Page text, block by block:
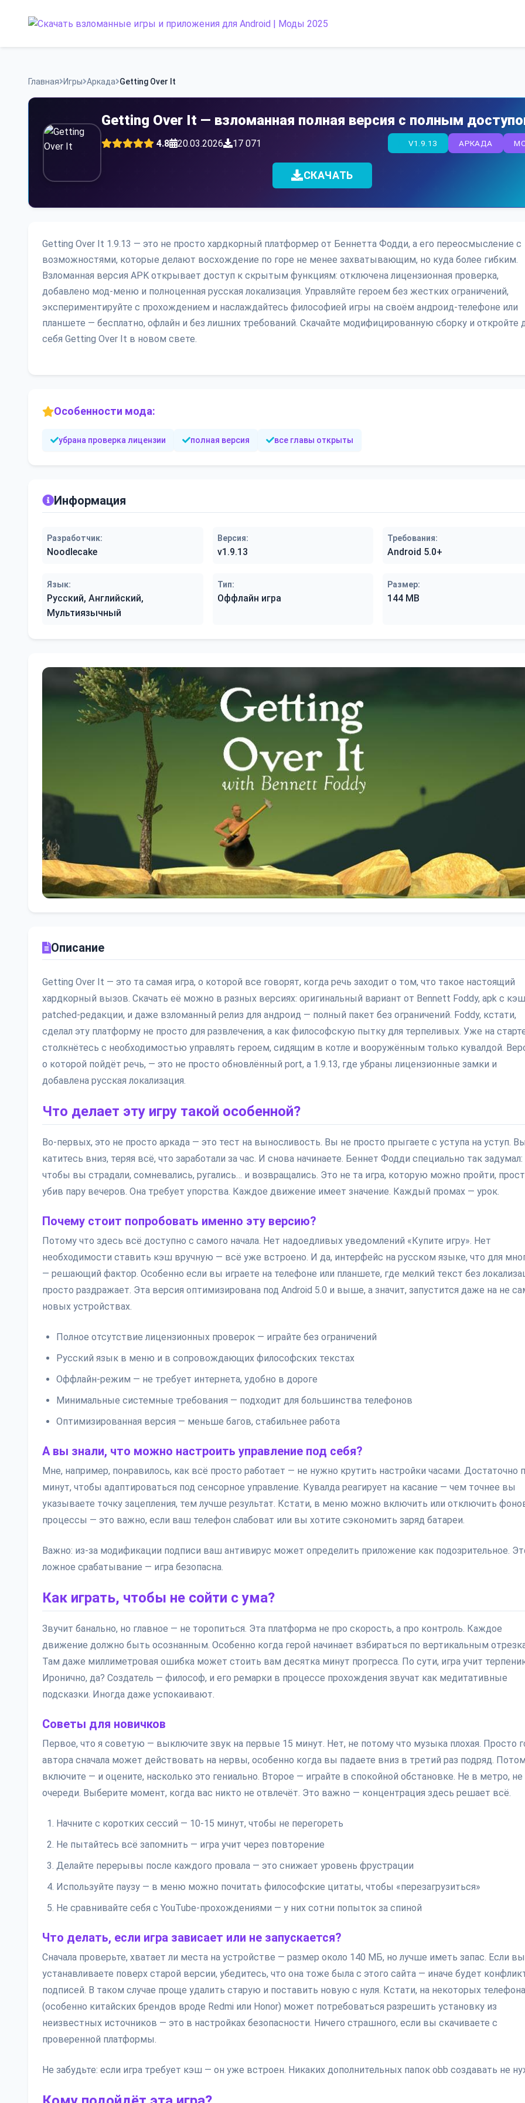
Главная Игры Аркада Getting Over It
Getting Over It — взломанная полная версия с полным
4.8 20.03.2026 17 071 АРКАДА
V1.9.13
СКАЧАТЬ
Getting Over It 1.9.13 — это не просто хардкорный платформер от Беннетта Фодди, а его переосмысление с
возможностями, которые делают восхождение по горе не менее захватывающим, но куда более гибким.
Взломанная версия APK открывает доступ к скрытым функциям: отключена лицензионная проверка,
добавлено мод-меню и полноценная русская локализация. Управляйте героем без жестких ограничений,
экспериментируйте с прохождением и наслаждайтесь философией игры на своём андроид-телефоне или
планшете — бесплатно, офлайн и без лишних требований. Скачайте модифицированную сборку и откройте
себя Getting Over It в новом свете.
Особенности мода:
убрана проверка лицензии полная версия все главы открыты
Информация
Разработчик:
Noodlecake
Версия:
v1.9.13
Требования:
Android 5.0+
Язык:
Русский, Английский,
Мультиязычный
Тип:
Оффлайн игра
Размер:
144 MB
Описание
Getting Over It — это та самая игра, о которой все говорят, когда речь заходит о том, что такое настоящий
хардкорный вызов. Скачать её можно в разных версиях: оригинальный вариант от Bennett Foddy, apk с
patched-редакции, и даже взломанный релиз для андроид — полный пакет без ограничений. Foddy, кстати,
сделал эту платформу не просто для развлечения, а как философскую пытку для терпеливых. Уже на
столкнётесь с необходимостью управлять героем, сидящим в котле и вооружённым только кувалдой.
о которой пойдёт речь, — это не просто обновлённый port, а 1.9.13, где убраны лицензионные замки и
добавлена русская локализация.
Что делает эту игру такой особенной?
Во-первых, это не просто аркада — это тест на выносливость. Вы не просто прыгаете с уступа на уступ. Вы
катитесь вниз, теряя всё, что заработали за час. И снова начинаете. Беннет Фодди специально так задумал:
чтобы вы страдали, сомневались, ругались… и возвращались. Это не та игра, которую можно пройти,
убив пару вечеров. Она требует упорства. Каждое движение имеет значение. Каждый промах — урок.
Почему стоит попробовать именно эту версию?
Потому что здесь всё доступно с самого начала. Нет надоедливых уведомлений «Купите игру». Нет
необходимости ставить кэш вручную — всё уже встроено. И да, интерфейс на русском языке, что для
— решающий фактор. Особенно если вы играете на телефоне или планшете, где мелкий текст без
просто раздражает. Эта версия оптимизирована под Android 5.0 и выше, а значит, запустится даже на не
новых устройствах.
Полное отсутствие лицензионных проверок — играйте без ограничений
Русский язык в меню и в сопровождающих философских текстах
Оффлайн-режим — не требует интернета, удобно в дороге
Минимальные системные требования — подходит для большинства телефонов
Оптимизированная версия — меньше багов, стабильнее работа
А вы знали, что можно настроить управление под себя?
Мне, например, понравилось, как всё просто работает — не нужно крутить настройки часами. Достаточно
минут, чтобы адаптироваться под сенсорное управление. Кувалда реагирует на касание — чем точнее вы
указываете точку зацепления, тем лучше результат. Кстати, в меню можно включить или отключить
процессы — это важно, если ваш телефон слабоват или вы хотите сэкономить заряд батареи.
Важно: из-за модификации подписи ваш антивирус может определить приложение как подозрительное.
ложное срабатывание — игра безопасна.
Как играть, чтобы не сойти с ума?
Звучит банально, но главное — не торопиться. Эта платформа не про скорость, а про контроль. Каждое
движение должно быть осознанным. Особенно когда герой начинает взбираться по вертикальным
Там даже миллиметровая ошибка может стоить вам десятка минут прогресса. По сути, игра учит
Иронично, да? Создатель — философ, и его ремарки в процессе прохождения звучат как медитативные
подсказки. Иногда даже успокаивают.
Советы для новичков
Первое, что я советую — выключите звук на первые 15 минут. Нет, не потому что музыка плохая. Просто
автора сначала может действовать на нервы, особенно когда вы падаете вниз в третий раз подряд. Потом
включите — и оцените, насколько это гениально. Второе — играйте в спокойной обстановке. Не в метро, не
очереди. Выберите момент, когда вас никто не отвлечёт. Это важно — концентрация здесь решает всё.
Начните с коротких сессий — 10-15 минут, чтобы не перегореть
Не пытайтесь всё запомнить — игра учит через повторение
Делайте перерывы после каждого провала — это снижает уровень фрустрации
Используйте паузу — в меню можно почитать философские цитаты, чтобы «перезагрузиться»
Не сравнивайте себя с YouTube-прохождениями — у них сотни попыток за спиной
Что делать, если игра зависает или не запускается?
Сначала проверьте, хватает ли места на устройстве — размер около 140 МБ, но лучше иметь запас. Если вы
устанавливаете поверх старой версии, убедитесь, что она тоже была с этого сайта — иначе будет
подписей. В таком случае проще удалить старую и поставить новую с нуля. Кстати, на некоторых
(особенно китайских брендов вроде Redmi или Honor) может потребоваться разрешить установку из
неизвестных источников — это в настройках безопасности. Ничего страшного, если вы скачиваете с
проверенной платформы.
Не забудьте: если игра требует кэш — он уже встроен. Никаких дополнительных папок obb создавать не